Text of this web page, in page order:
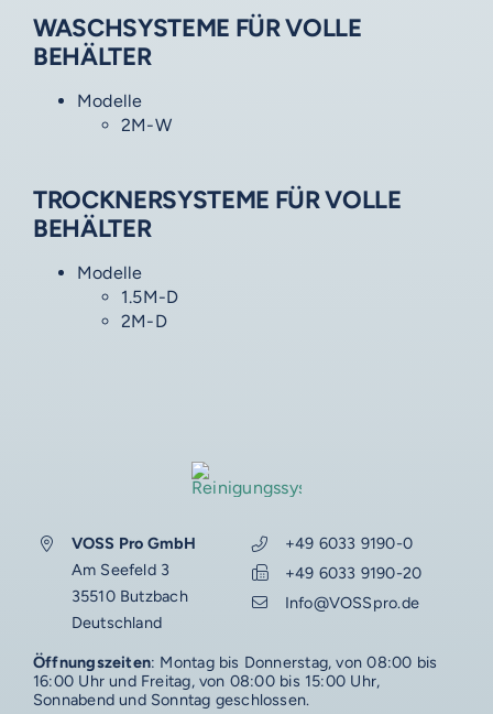
WASCHSYSTEME FÜR VOLLE
BEHÄLTER
Modelle
2M-W
TROCKNERSYSTEME FÜR VOLLE
BEHÄLTER
Modelle
1.5M-D
2M-D
VOSS Pro GmbH
Am Seefeld 3
35510 Butzbach
Deutschland
+49 6033 9190-0
+49 6033 9190-20
Info@VOSSpro.de
Öffnungszeiten: Montag bis Donnerstag, von 08:00 bis
16:00 Uhr und Freitag, von 08:00 bis 15:00 Uhr,
Sonnabend und Sonntag geschlossen.
Reinigungssysteme
Vakuum-Detektor
Zusatzausrüstung für
Konservenlinien
ERGÄNZENDES
DALI
SHAKA
ERGÄNZENDES
Ergänzende Dienstleistungen
Ansprechpartner
WEITERE RESSOURCEN
VOSS-Akademie
VOSS Food Start-Ups
Anwendungen
Verpackungen-Übersicht
Aluminiumdarm
Kunststoffschalen
Erzeugnis-Übersicht
VOSS-MODELLE
UNIVERSAL
AERO
Autoklaven-Kapazität
ERGÄNZENDES
Direktvermarkter
Handwerk
Industrie
Babynahrung
VOSS DIENSTLEISTUNGEN
0%-Finanzierung
Automatisierung
Technologie-Übersicht
Abfüllmaschinen
Autoklaven
Kochkessel
ERGÄNZENDES